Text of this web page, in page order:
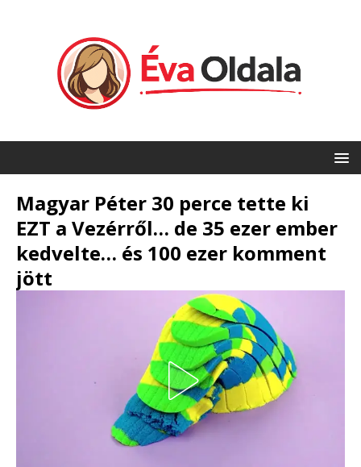
Magyar Péter 30 perce tette ki
EZT a Vezérről… de 35 ezer ember
kedvelte… és 100 ezer komment
jött